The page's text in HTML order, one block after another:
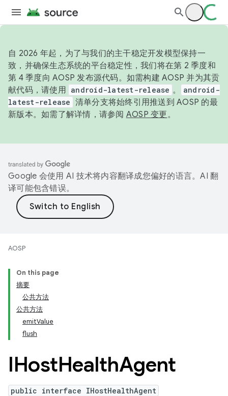
自 2026 年起，为了与我们的主干稳定开发模型保持一
致，并确保生态系统的平台稳定性，我们将在第 2 季度和
第 4 季度向 AOSP 发布源代码。如需构建 AOSP 并为其贡
献代码，请使用 android-latest-release 。
android-
latest-release 清单分支将始终引用推送到 AOSP 的最
新版本。如需了解详情，请参阅 AOSP 变更。
Google 会使用 AI 技术将内容翻译成您偏好的语言。AI 翻
译可能包含错误。
AOSP
On this page
摘要
公共方法
公共方法
emitValue
flush
IHostHealthAgent
public interface IHostHealthAgent